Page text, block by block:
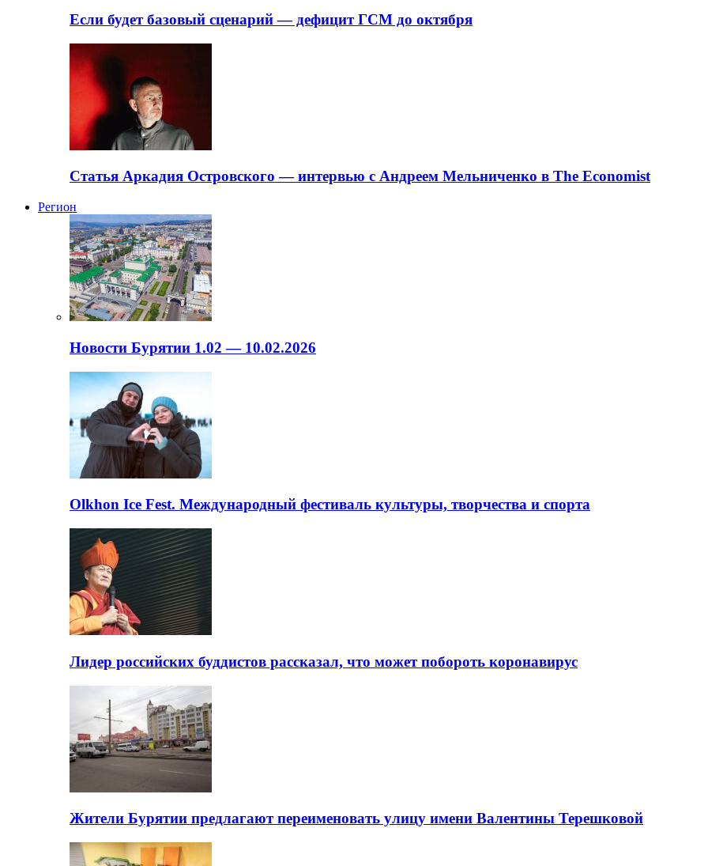
Если будет базовый сценарий — дефицит ГСМ до октября
Статья Аркадия Островского — интервью с Андреем Мельниченко в The Economist
Регион
Новости Бурятии 1.02 — 10.02.2026
Olkhon Ice Fest. Международный фестиваль культуры, творчества и спорта
Лидер российских буддистов рассказал, что может побороть коронавирус
Жители Бурятии предлагают переименовать улицу имени Валентины Терешковой